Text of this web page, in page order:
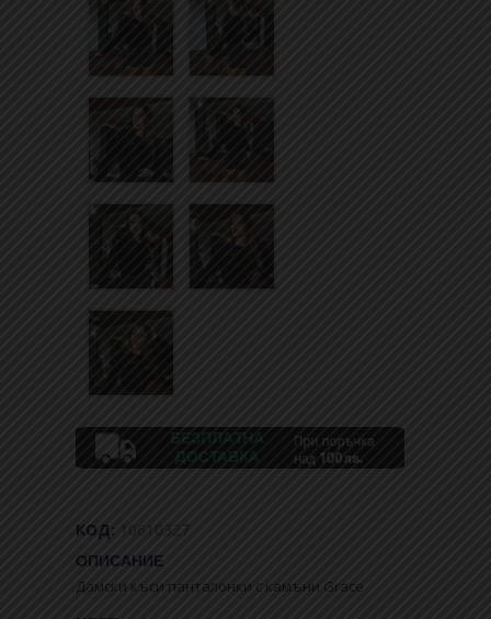
КОД: 10610327
ОПИСАНИЕ
Дамски къси панталонки с камъни Grace